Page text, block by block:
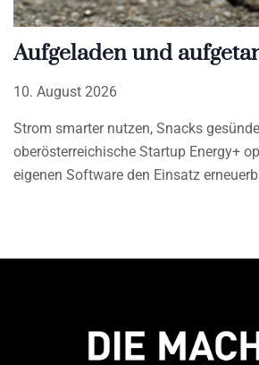
Aufgeladen und
10. August 2026
Strom smarter nutzen, Snacks
oberösterreichische Startup Energy+
eigenen Software den Einsatz